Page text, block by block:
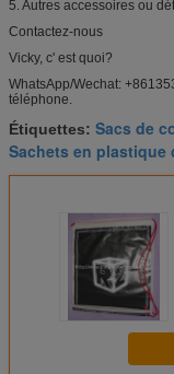
5. Autres accessoires ou
Contactez-nous
Vicky, c' est quoi?
WhatsApp/Wechat:
téléphone.
Étiquettes: Sacs de
Sachets en plastique